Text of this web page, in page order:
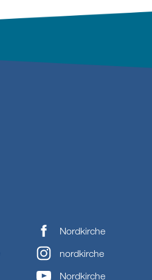
Nordkirche
nordkirche
Nordkirche